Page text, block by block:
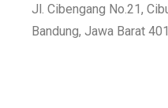
Jl. Cibengang No.21,
Bandung, Jawa Barat